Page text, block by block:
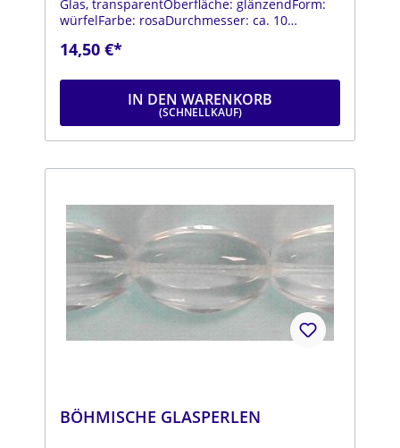
Glas, transparentOberfläche: glänzendForm:
würfelFarbe: rosaDurchmesser: ca. 10
14,50 €*
IN DEN WARENKORB
BÖHMISCHE GLASPERLEN